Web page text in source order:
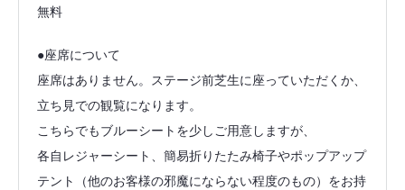
無料
●座席について
座席はありません。ステージ前芝生に座っていただくか、
立ち見での観覧になります。
こちらでもブルーシートを少しご用意しますが、
各自レジャーシート、簡易折りたたみ椅子やポップアップ
テント（他のお客様の邪魔にならない程度のもの）をお持